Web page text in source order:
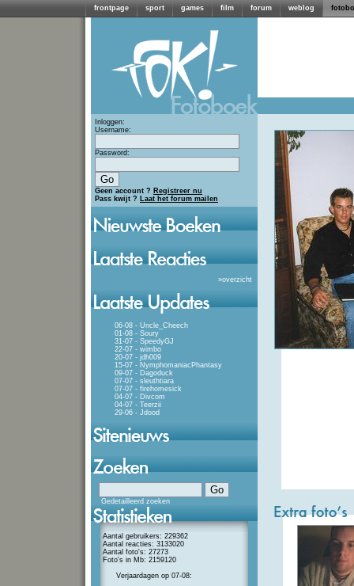
frontpage sport games film forum weblog
Inloggen:
Username:
Password:
Geen account ? Registreer nu
Pass kwijt ? Laat het forum mailen
»overzicht
06-08 - Uncle_Cheech
01-08 - Soury
31-07 - SpeedyGJ
22-07 - wimbo
20-07 - jdh009
15-07 - NymphomaniacPhantasy
09-07 - Dagoduck
07-07 - sleuthtiara
07-07 - firehomesick
04-07 - Divcom
04-07 - Teerzii
29-06 - Jdood
Gedetailleerd zoeken
Aantal gebruikers: 229362
Aantal reacties: 3133020
Aantal foto's: 27273
Foto's in Mb: 2159120
Verjaardagen op 07-08: